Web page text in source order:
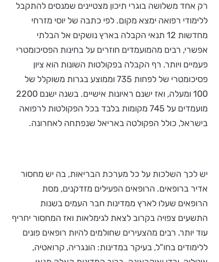
רק אחד משלושה בוגרי תיכון מצטיינים שמנסים להתקבל
ללימודי רפואה ימצא מקום. לפי כתבה של יוסי מזרחי
מחדשות 12 תנאי הקבלה בארץ נושקים אל הבלתי
אפשרי, רבים מהמועמדים חוזרים על בחינות הפסיכומטרי
פעמיים ויותר. רף הקבלה בפקולטות השונות הוא ציון
פסיכומטרי של לפחות 735 וממוצע בגרות משוקלל של
100 ומעלה, ואז ישנם ראיונות אישיים. בשנה ישנם 2200
מועמדים על 745 מקומות בלבד בכל הפקולטות לרפואה
בישראל, כולל הפקולטה באריאל שנפתחה לאחרונה.
יש לכך השלכות על כל מערכת הבריאות, בה יש מחסור
אדיר ברופאים. הרופאים הפעילים מזדקנים, מסת
הרופאים שעלו לארץ ממדינות חבר העמים בשנות
התשעים צפויה בקרוב לצאת לגימלאות ואז המחסור יחריף
עוד יותר. רבים מהצעירים שחולמים להיות רופאים פונים
ללימודים בחו"ל, בעיקר במדינות: הונגריה, קרואטיה,